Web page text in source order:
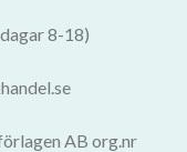
8-18)
AB org.nr